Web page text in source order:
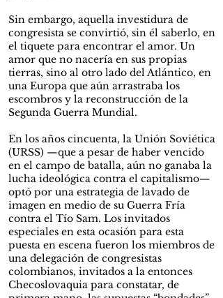
Sin embargo, aquella investidura de
congresista se convirtió, sin él saberlo, en
el tiquete para encontrar el amor. Un
amor que no nacería en sus propias
tierras, sino al otro lado del Atlántico, en
una Europa que aún arrastraba los
escombros y la reconstrucción de la
Segunda Guerra Mundial.
En los años cincuenta, la Unión Soviética
(URSS) —que a pesar de haber vencido
en el campo de batalla, aún no ganaba la
lucha ideológica contra el capitalismo—
optó por una estrategia de lavado de
imagen en medio de su Guerra Fría
contra el Tío Sam. Los invitados
especiales en esta ocasión para esta
puesta en escena fueron los miembros de
una delegación de congresistas
colombianos, invitados a la entonces
Checoslovaquia para constatar, de